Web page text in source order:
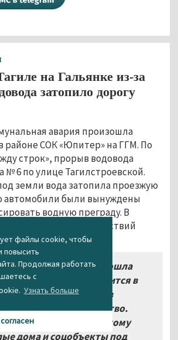
файлы cookie, чтобы
повысить
Продолжая работать
с
Узнать больше
на Гальянке из-за
затопило дорогу
авария произошла
районе СОК «Юпитер» на ГГМ. По
строк», прорыв водовода
№ 6 по улице Тагилстроевской.
земли вода затопила проезжую
автомобили были вынуждены
водную преграду. В
ликвидацией последствий
службы.
6 произошла
Водовод находится в
которая там в
ведёт строительство.
НТ” перекрыл воду к этому
дома и соцобъекты под